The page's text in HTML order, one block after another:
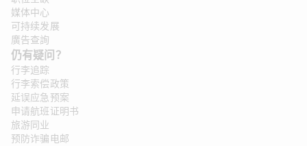
媒体中心
可持续发展
廣告查詢
仍有疑问？
行李追踪
行李索偿政策
延误应急预案
申请航班证明书
旅游同业
预防诈骗电邮